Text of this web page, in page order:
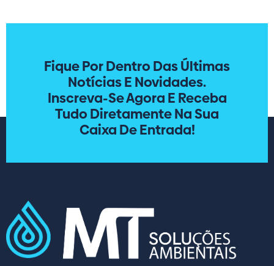
Fique Por Dentro Das Últimas
Notícias E Novidades.
Inscreva-Se Agora E Receba
Tudo Diretamente Na Sua
Caixa De Entrada!